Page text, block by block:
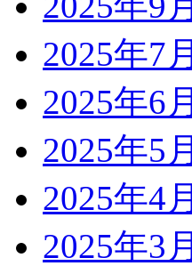
2025年7月
2025年6月
2025年5月
2025年4月
2025年3月